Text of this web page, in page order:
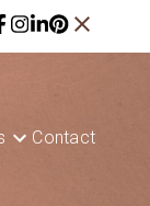
close
Contact